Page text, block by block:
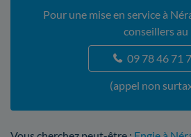
Pour une mise en service à
conseillers au
09 78 46 71
(appel non